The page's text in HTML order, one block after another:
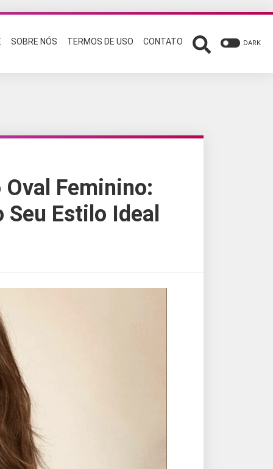
SOBRE NÓS TERMOS DE USO CONTATO DARK
Feminino:
Estilo Ideal